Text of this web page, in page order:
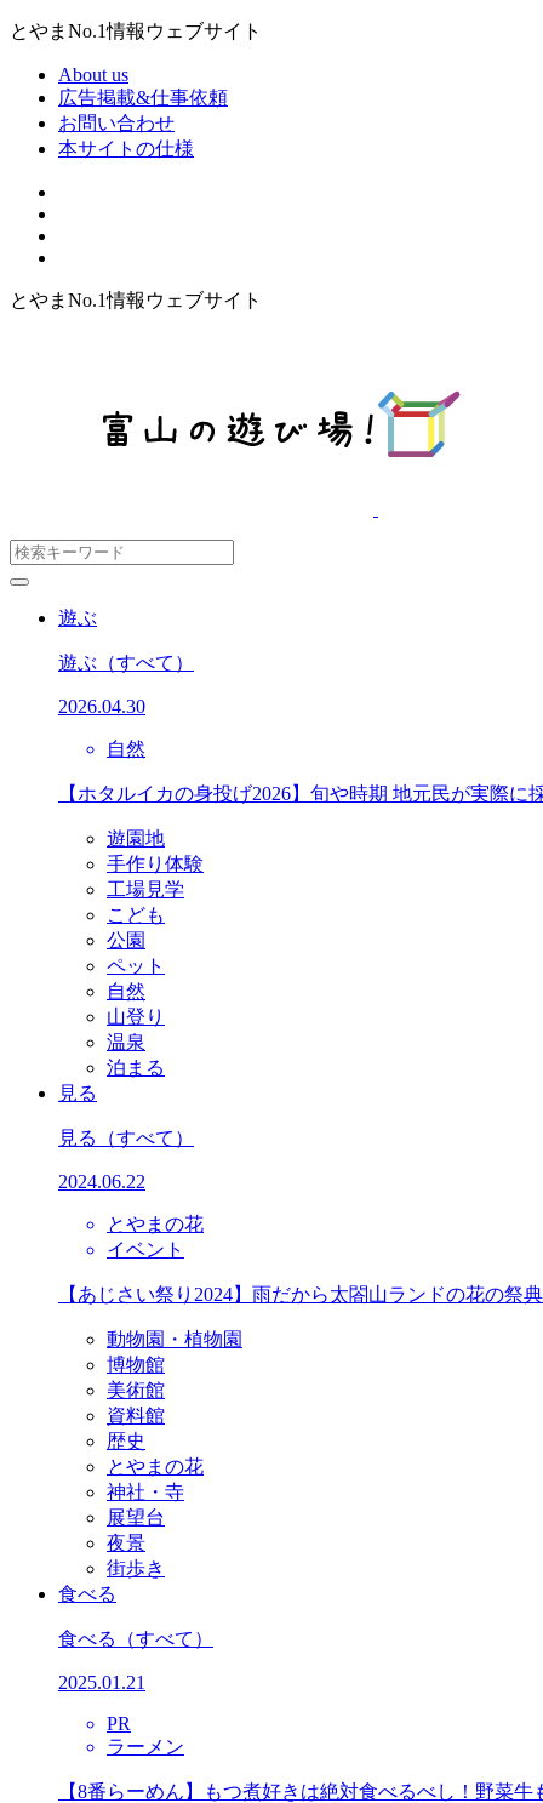
とやまNo.1情報ウェブサイト
About us
広告掲載&仕事依頼
お問い合わせ
本サイトの仕様
とやまNo.1情報ウェブサイト
遊ぶ
遊ぶ （すべて）
2026.04.30
自然
【ホタルイカの身投げ2026】旬や時期 地元民が実際に
遊園地
手作り体験
工場見学
こども
公園
ペット
自然
山登り
温泉
泊まる
見る
見る （すべて）
2024.06.22
とやまの花
イベント
【あじさい祭り2024】雨だから太閤山ランドの花の祭
動物園・植物園
博物館
美術館
資料館
歴史
とやまの花
神社・寺
展望台
夜景
街歩き
食べる
食べる （すべて）
2025.01.21
PR
ラーメン
【8番らーめん】もつ煮好きは絶対食べるべし！野菜